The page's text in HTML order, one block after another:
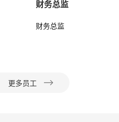
财务总监
财务总监
更多员工